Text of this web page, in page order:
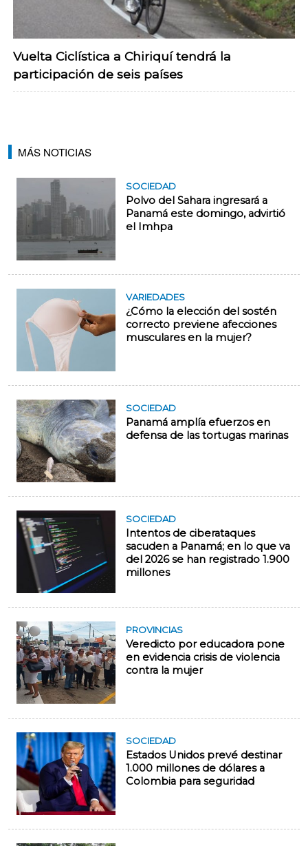
Vuelta Ciclística a Chiriquí tendrá la
participación de seis países
MÁS NOTICIAS
SOCIEDAD
Polvo del Sahara ingresará a
Panamá este domingo, advirtió
el Imhpa
VARIEDADES
¿Cómo la elección del sostén
correcto previene afecciones
musculares en la mujer?
SOCIEDAD
Panamá amplía efuerzos en
defensa de las tortugas marinas
SOCIEDAD
Intentos de ciberataques
sacuden a Panamá; en lo que va
del 2026 se han registrado 1.900
millones
PROVINCIAS
Veredicto por educadora pone
en evidencia crisis de violencia
contra la mujer
SOCIEDAD
Estados Unidos prevé destinar
1.000 millones de dólares a
Colombia para seguridad